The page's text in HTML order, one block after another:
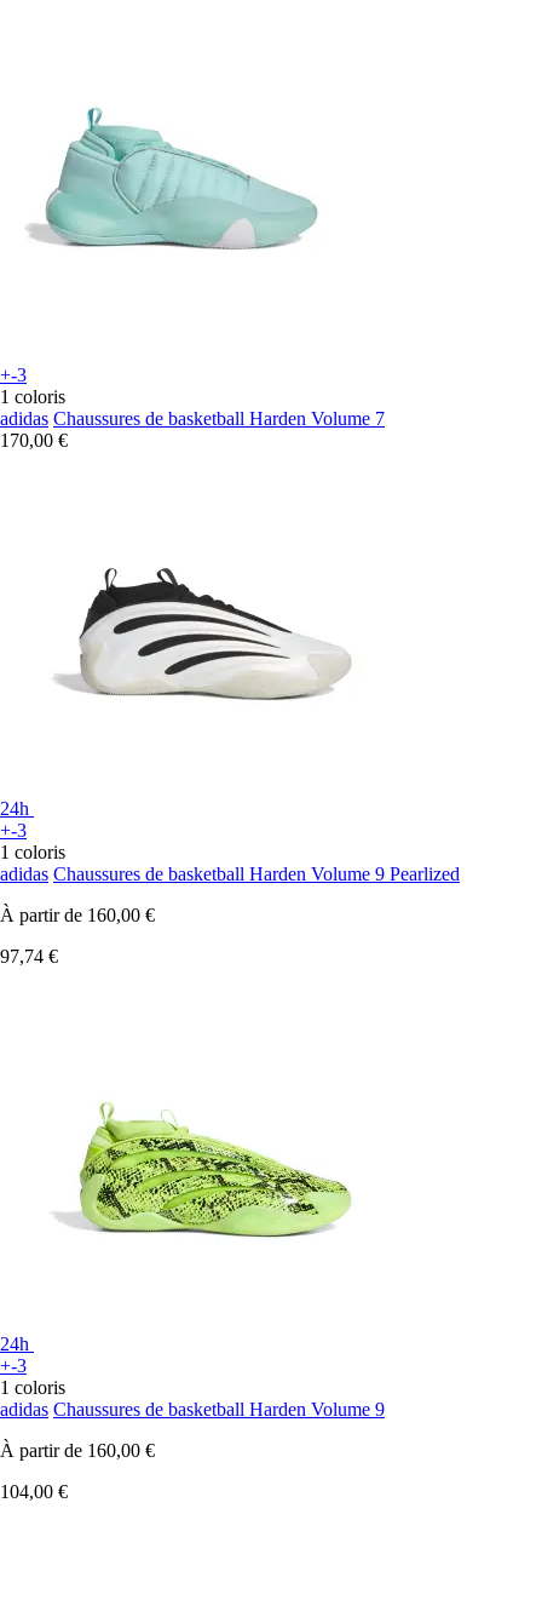
+-3
1 coloris
adidas Chaussures de basketball Harden Volume 7
170,00 €
24h
+-3
1 coloris
adidas Chaussures de basketball Harden Volume 9 Pearlized
À partir de 160,00 €
97,74 €
24h
+-3
1 coloris
adidas Chaussures de basketball Harden Volume 9
À partir de 160,00 €
104,00 €